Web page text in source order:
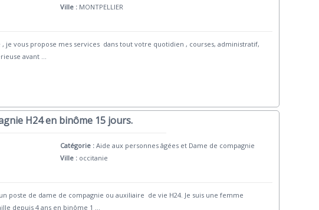
Ville : MONTPELLIER
je vous propose mes services dans tout votre quotidien , courses, administratif,
avant ...
H24 en binôme 15 jours.
Catégorie : Aide aux personnes âgées et Dame de compagnie
Ville : occitanie
poste de dame de compagnie ou auxiliaire de vie H24. Je suis une femme
depuis 4 ans en binôme 1 ...